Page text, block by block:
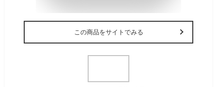
この商品をサイトでみる